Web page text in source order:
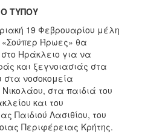
ΤΥΠΟΥ
19 Φεβρουαρίου μέλη
«Σούπερ Ήρωες» θα
Ηράκλειο για να
και ξεγνοιασιάς στα
στα νοσοκομεία
στα παιδιά του
και του
Παιδιού Λασιθίου, του
Περιφέρειας Κρήτης.